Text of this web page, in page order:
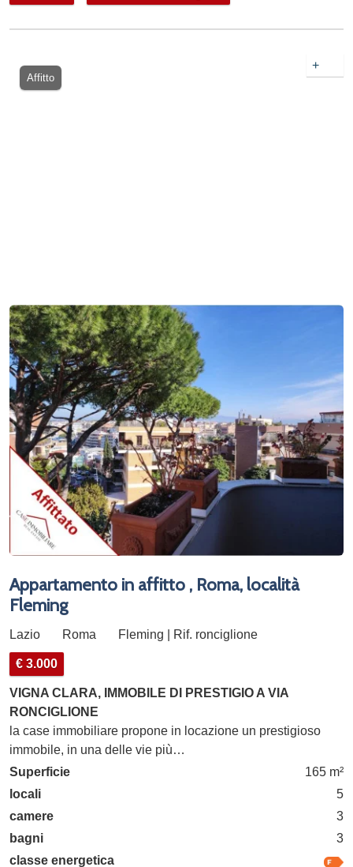
Affitto
+
Appartamento in affitto , Roma, località
Fleming
Lazio Roma Fleming | Rif. ronciglione
€ 3.000
VIGNA CLARA, IMMOBILE DI PRESTIGIO A VIA
RONCIGLIONE
la case immobiliare propone in locazione un prestigioso
immobile, in una delle vie più…
Superficie
165 m²
locali
5
camere
3
bagni
3
classe energetica